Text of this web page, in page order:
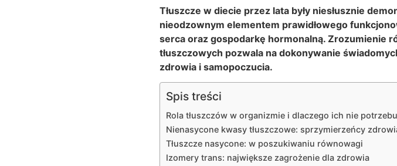
Tłuszcze w diecie przez lata były niesłusznie
nieodzownym elementem prawidłowego
serca oraz gospodarkę hormonalną. Zrozumienie
tłuszczowych pozwala na dokonywanie
zdrowia i samopoczucia.
Spis treści
Rola tłuszczów w organizmie i dlaczego ich nie
Nienasycone kwasy tłuszczowe: sprzymierzeńcy
Tłuszcze nasycone: w poszukiwaniu równowagi
Izomery trans: największe zagrożenie dla zdrowia